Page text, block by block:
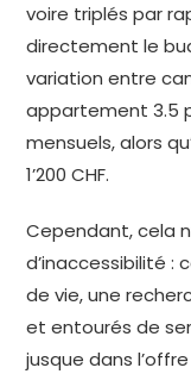
voire triplés par
directement le
variation entre
appartement 3.5
mensuels, alors
1’200 CHF.
Cependant, cela
d’inaccessibilité :
de vie, une
et entourés de
jusque dans